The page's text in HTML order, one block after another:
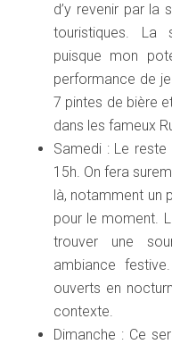
d’y revenir par la
touristiques. La
puisque mon
performance de
7 pintes de bière
dans les fameux
Samedi : Le
15h. On fera
là, notamment un
pour le moment.
trouver une
ambiance
ouverts en
contexte.
Dimanche : Ce